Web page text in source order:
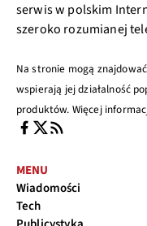
serwis w polskim
szeroko rozumianej
Na stronie mogą
wspierają jej działalność
produktów. Więcej
MENU
Wiadomości
Tech